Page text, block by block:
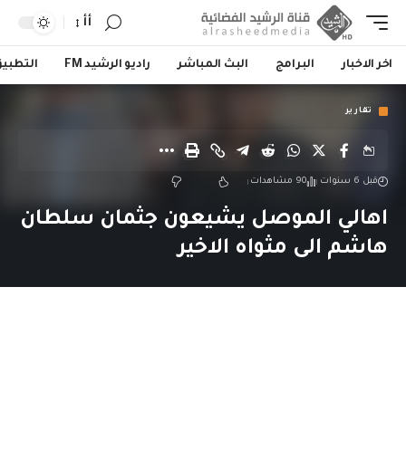
أأ
اخر الاخبار البرامج البث المباشر راديو الرشيد FM
تقارير
قبل 6 سنوات 90 مشاهدات
اهالي الموصل يشيعون جثمان سلطان
هاشم الى مثواه الاخير